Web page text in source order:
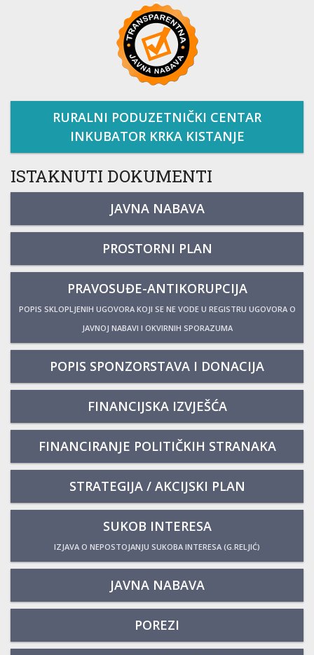
RURALNI PODUZETNIČKI CENTAR
INKUBATOR KRKA KISTANJE
ISTAKNUTI DOKUMENTI
JAVNA NABAVA
PROSTORNI PLAN
PRAVOSUĐE-ANTIKORUPCIJA
POPIS SKLOPLJENIH UGOVORA KOJI SE NE VODE U REGISTRU UGOVORA O
JAVNOJ NABAVI I OKVIRNIH SPORAZUMA
POPIS SPONZORSTAVA I DONACIJA
FINANCIJSKA IZVJEŠĆA
FINANCIRANJE POLITIČKIH STRANAKA
STRATEGIJA / AKCIJSKI PLAN
SUKOB INTERESA
IZJAVA O NEPOSTOJANJU SUKOBA INTERESA (G.RELJIĆ)
JAVNA NABAVA
POREZI